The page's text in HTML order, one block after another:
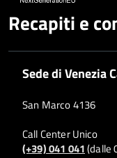
Recapiti e
Sede di Venezia
San Marco 4136
Call Center Unico
(+39) 041 041(dalle